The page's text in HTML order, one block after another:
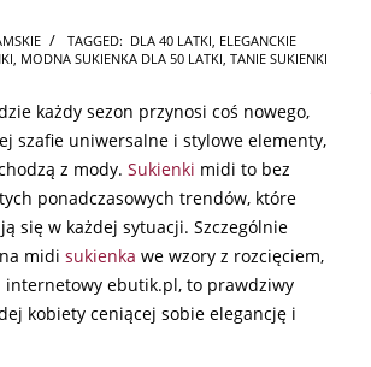
TAGGED: DLA 40 LATKI, ELEGANCKIE
, MODNA SUKIENKA DLA 50 LATKI, TANIE SUKIENKI
każdy sezon przynosi coś nowego,
szafie uniwersalne i stylowe elementy,
z mody. Sukienki midi to bez
ponadczasowych trendów, które
się w każdej sytuacji. Szczególnie
midi sukienka we wzory z rozcięciem,
internetowy ebutik.pl, to prawdziwy
kobiety ceniącej sobie elegancję i